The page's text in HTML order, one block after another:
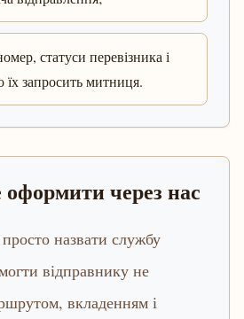
статуси перевізника і
запросить митниця.
через нас
назвати службу
відправнику не
вкладенням і